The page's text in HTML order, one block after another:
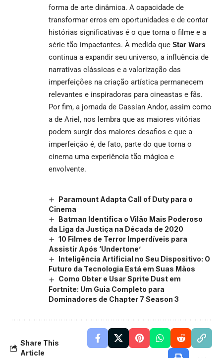
forma de arte dinâmica. A capacidade de
transformar erros em oportunidades e de contar
histórias significativas é o que torna o filme e a
série tão impactantes. À medida que Star Wars
continua a expandir seu universo, a influência de
narrativas clássicas e a valorização das
imperfeições na criação artística permanecem
relevantes e inspiradoras para cineastas e fãs.
Por fim, a jornada de Cassian Andor, assim como
a de Ariel, nos lembra que as maiores vitórias
podem surgir dos maiores desafios e que a
imperfeição é, de fato, parte do que torna o
cinema uma experiência tão mágica e
envolvente.
Paramount Adapta Call of Duty para o
Cinema
Batman Identifica o Vilão Mais Poderoso
da Liga da Justiça na Década de 2020
10 Filmes de Terror Imperdíveis para
Assistir Após ‘Undertone’
Inteligência Artificial no Seu Dispositivo: O
Futuro da Tecnologia Está em Suas Mãos
Como Obter e Usar Sprite Dust em
Fortnite: Um Guia Completo para
Dominadores de Chapter 7 Season 3
Share This
Article